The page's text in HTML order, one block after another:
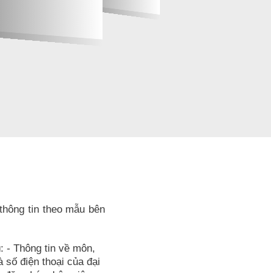
tin theo mẫu bên
- Thông tin về môn,
điện thoại của đại